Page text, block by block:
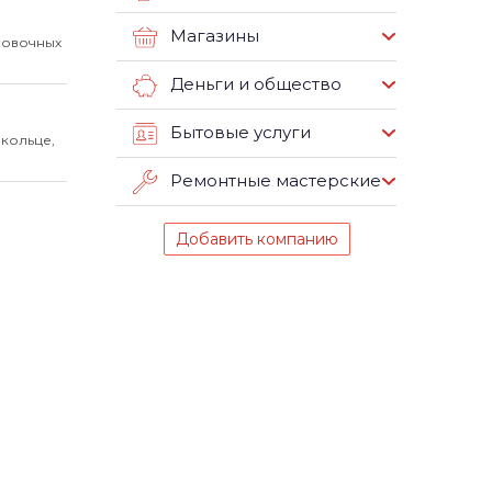
Магазины
Деньги и общество
Бытовые услуги
Ремонтные мастерские
Добавить компанию